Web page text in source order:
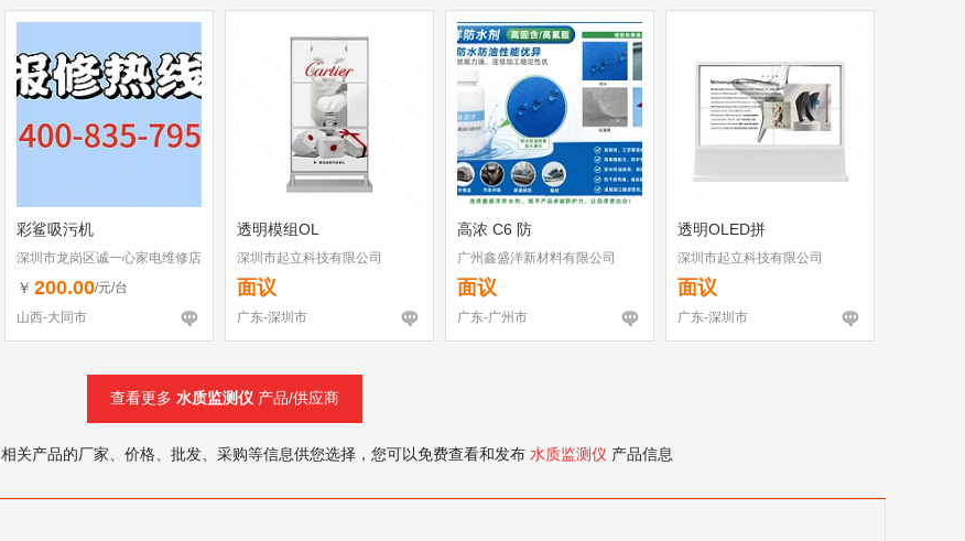
彩鲨吸污机
深圳市龙岗区诚一心家电维修店
（个体工商户）
￥ 200.00/元/台
山西-大同市
透明模组OL
深圳市起立科技有限公司
面议
广东-深圳市
高浓 C6 防
广州鑫盛洋新材料有限公司
面议
广东-广州市
透明OLED拼
深圳市起立科技有限公司
面议
广东-深圳市
查看更多 水质监测仪 产品/供应商
相关产品的厂家、价格、批发、采购等信息供您选择，您可以免费查看和发布 水质监测仪 产品信息